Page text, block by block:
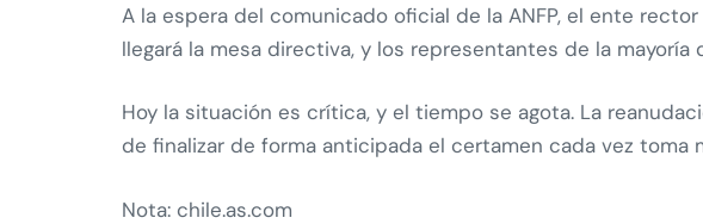
A la espera del comunicado oficial de la ANFP, el ente
llegará la mesa directiva, y los representantes de la
Hoy la situación es crítica, y el tiempo se agota. La
de finalizar de forma anticipada el certamen cada vez toma
Nota: chile.as.com